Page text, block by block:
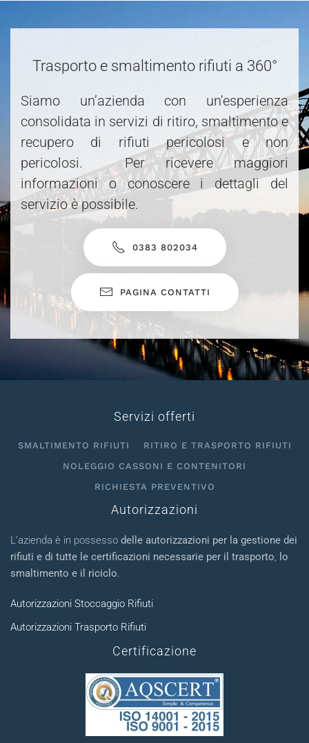
Trasporto e smaltimento rifiuti a 360°
Siamo un’azienda con un’esperienza
consolidata in servizi di ritiro, smaltimento e
recupero di rifiuti pericolosi e non
pericolosi. Per ricevere maggiori
informazioni o conoscere i dettagli del
servizio è possibile.
0383 802034
PAGINA CONTATTI
Servizi offerti
SMALTIMENTO RIFIUTI
RITIRO E TRASPORTO RIFIUTI
NOLEGGIO CASSONI E CONTENITORI
RICHIESTA PREVENTIVO
Autorizzazioni
L’azienda è in possesso delle autorizzazioni per la gestione dei
rifiuti e di tutte le certificazioni necessarie per il trasporto, lo
smaltimento e il riciclo.
Autorizzazioni Stoccaggio Rifiuti
Autorizzazioni Trasporto Rifiuti
Certificazione